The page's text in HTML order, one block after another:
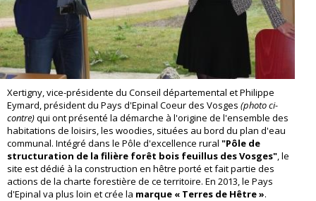
Xertigny, vice-présidente du Conseil départemental et Philippe
Eymard, président du Pays d'Epinal Coeur des Vosges (photo ci-
contre)qui ont présenté la démarche à l'origine de l'ensemble des
habitations de loisirs, les woodies, situées au bord du plan d'eau
communal. Intégré dans le Pôle d'excellence rural "Pôle de
structuration de la filière forêt bois feuillus des Vosges" , le
site est dédié à la construction en hêtre porté et fait partie des
actions de la charte forestière de ce territoire. En 2013, le Pays
d'Epinal va plus loin et crée la marque « Terres de Hêtre ».